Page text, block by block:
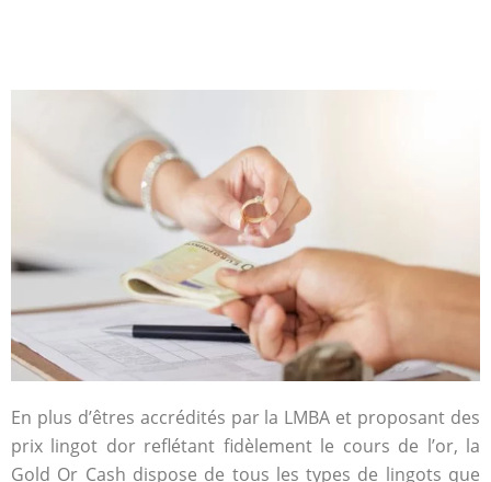
En plus d’êtres accrédités par la LMBA et proposant des
prix lingot dor reflétant fidèlement le cours de l’or, la
Gold Or Cash dispose de tous les types de lingots que